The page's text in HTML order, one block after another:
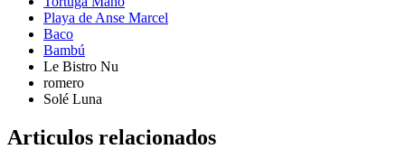
Playa de Anse Marcel
Baco
Bambú
Le Bistro Nu
romero
Solé Luna
Articulos relacionados